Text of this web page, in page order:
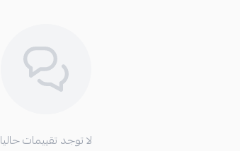
لا توجد تقييمات حاليا